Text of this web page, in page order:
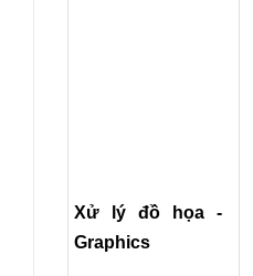
Xử lý đồ họa -
Graphics